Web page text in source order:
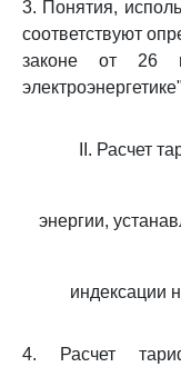
3. Понятия,
соответствуют
законе от 26
II. Расчет
энергии,
индексации
4. Расчет